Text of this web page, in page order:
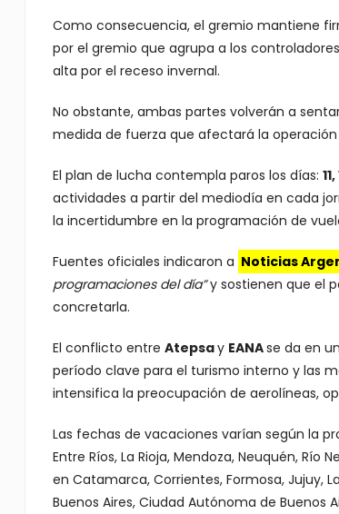
Como consecuencia, el gremio mantiene
por el gremio que agrupa a los
alta por el receso invernal.
No obstante, ambas partes volverán a
medida de fuerza que afectará la
El plan de lucha contempla paros los días:
actividades a partir del mediodía en cada
la incertidumbre en la programación de
Fuentes oficiales indicaron a Noticias
programaciones del día”y sostienen que el
concretarla.
El conflicto entre Atepsay EANAse da en
período clave para el turismo interno y las
intensifica la preocupación de aerolíneas,
Las fechas de vacaciones varían según la
Entre Ríos, La Rioja, Mendoza, Neuquén, Río
en Catamarca, Corrientes, Formosa, Jujuy,
Buenos Aires, Ciudad Autónoma de Buenos